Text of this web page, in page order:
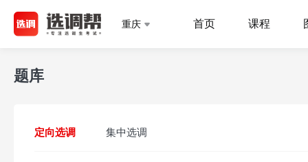
重庆 首页 课程
题库
定向选调 集中选调